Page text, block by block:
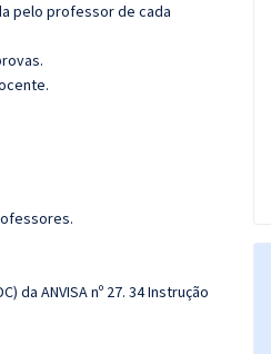
pelo professor de cada
da ANVISA nº 27. 34 Instrução